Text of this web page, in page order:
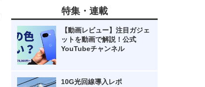
特集・連載
【動画レビュー】注目ガジェ
ットを動画で解説！公式
YouTubeチャンネル
10G光回線導入レポ